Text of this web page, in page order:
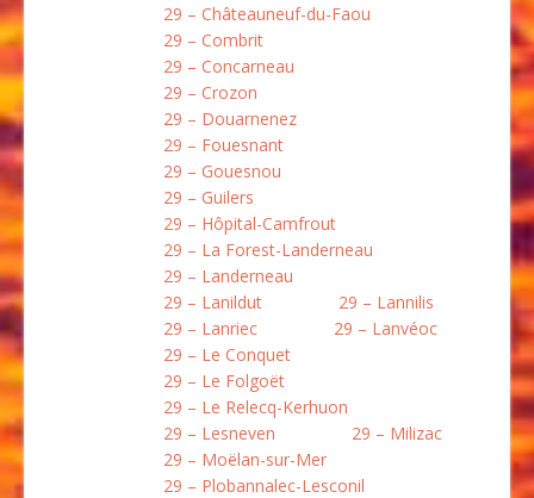
29 – Châteauneuf-du-Faou
29 – Combrit
29 – Concarneau
29 – Crozon
29 – Douarnenez
29 – Fouesnant
29 – Gouesnou
29 – Guilers
29 – Hôpital-Camfrout
29 – La Forest-Landerneau
29 – Landerneau
29 – Lanildut
29 – Lannilis
29 – Lanriec
29 – Lanvéoc
29 – Le Conquet
29 – Le Folgoët
29 – Le Relecq-Kerhuon
29 – Lesneven
29 – Milizac
29 – Moëlan-sur-Mer
29 – Plobannalec-Lesconil